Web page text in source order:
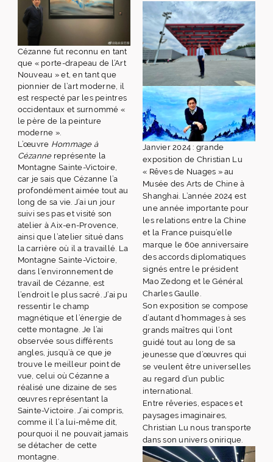
Cézanne fut reconnu en tant
que « porte-drapeau de l’Art
Nouveau » et, en tant que
pionnier de l’art moderne, il
est respecté par les peintres
occidentaux et surnommé «
le père de la peinture
moderne ».
L’œuvre Hommage à
Cézannereprésente la
Montagne Sainte-Victoire,
car je sais que Cézanne l’a
profondément aimée tout au
long de sa vie. J’ai un jour
suivi ses pas et visité son
atelier à Aix-en-Provence,
ainsi que l’atelier situé dans
la carrière où il a travaillé. La
Montagne Sainte-Victoire,
dans l’environnement de
travail de Cézanne, est
l’endroit le plus sacré. J’ai pu
ressentir le champ
magnétique et l’énergie de
cette montagne. Je l’ai
observée sous différents
angles, jusqu’à ce que je
trouve le meilleur point de
vue, celui où Cézanne a
réalisé une dizaine de ses
œuvres représentant la
Sainte-Victoire. J’ai compris,
comme il l’a lui-même dit,
pourquoi il ne pouvait jamais
se détacher de cette
montagne.
Janvier 2024 : grande
exposition de Christian Lu
« Rêves de Nuages » au
Musée des Arts de Chine à
Shanghai. L’année 2024 est
une année importante pour
les relations entre la Chine
et la France puisqu’elle
marque le 60e anniversaire
des accords diplomatiques
signés entre le président
Mao Zedong et le Général
Charles Gaulle.
Son exposition se compose
d’autant d’hommages à ses
grands maîtres qui l’ont
guidé tout au long de sa
jeunesse que d’œuvres qui
se veulent être universelles
au regard d’un public
international.
Entre rêveries, espaces et
paysages imaginaires,
Christian Lu nous transporte
dans son univers onirique.